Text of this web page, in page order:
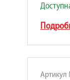
Артикул